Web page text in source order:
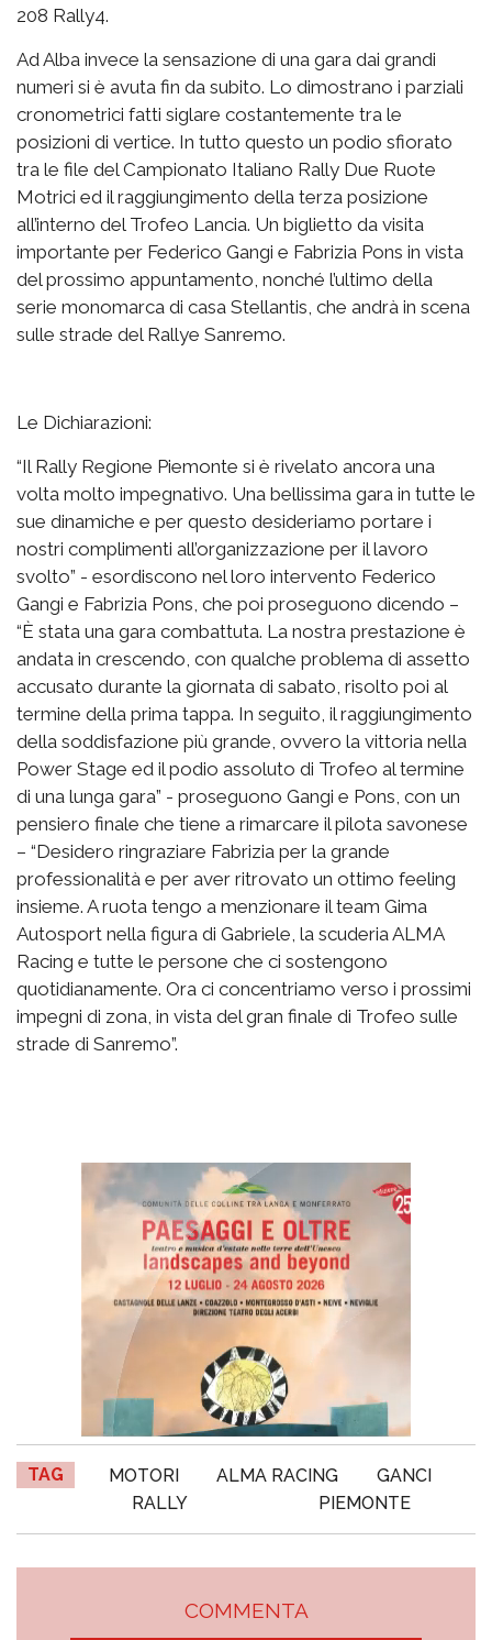
208 Rally4.
Ad Alba invece la sensazione di una gara dai grandi
numeri si è avuta fin da subito. Lo dimostrano i parziali
cronometrici fatti siglare costantemente tra le
posizioni di vertice. In tutto questo un podio sfiorato
tra le file del Campionato Italiano Rally Due Ruote
Motrici ed il raggiungimento della terza posizione
all’interno del Trofeo Lancia. Un biglietto da visita
importante per Federico Gangi e Fabrizia Pons in vista
del prossimo appuntamento, nonché l’ultimo della
serie monomarca di casa Stellantis, che andrà in scena
sulle strade del Rallye Sanremo.
Le Dichiarazioni:
“Il Rally Regione Piemonte si è rivelato ancora una
volta molto impegnativo. Una bellissima gara in tutte le
sue dinamiche e per questo desideriamo portare i
nostri complimenti all’organizzazione per il lavoro
svolto” - esordiscono nel loro intervento Federico
Gangi e Fabrizia Pons, che poi proseguono dicendo –
“È stata una gara combattuta. La nostra prestazione è
andata in crescendo, con qualche problema di assetto
accusato durante la giornata di sabato, risolto poi al
termine della prima tappa. In seguito, il raggiungimento
della soddisfazione più grande, ovvero la vittoria nella
Power Stage ed il podio assoluto di Trofeo al termine
di una lunga gara” - proseguono Gangi e Pons, con un
pensiero finale che tiene a rimarcare il pilota savonese
– “Desidero ringraziare Fabrizia per la grande
professionalità e per aver ritrovato un ottimo feeling
insieme. A ruota tengo a menzionare il team Gima
Autosport nella figura di Gabriele, la scuderia ALMA
Racing e tutte le persone che ci sostengono
quotidianamente. Ora ci concentriamo verso i prossimi
impegni di zona, in vista del gran finale di Trofeo sulle
strade di Sanremo”.
TAG MOTORI ALMA RACING
GANCI
RALLY
PIEMONTE
COMMENTA